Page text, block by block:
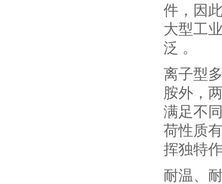
件，因
大型工
泛 。
离子型
胺外，
满足不
荷性质
挥独特
耐温、